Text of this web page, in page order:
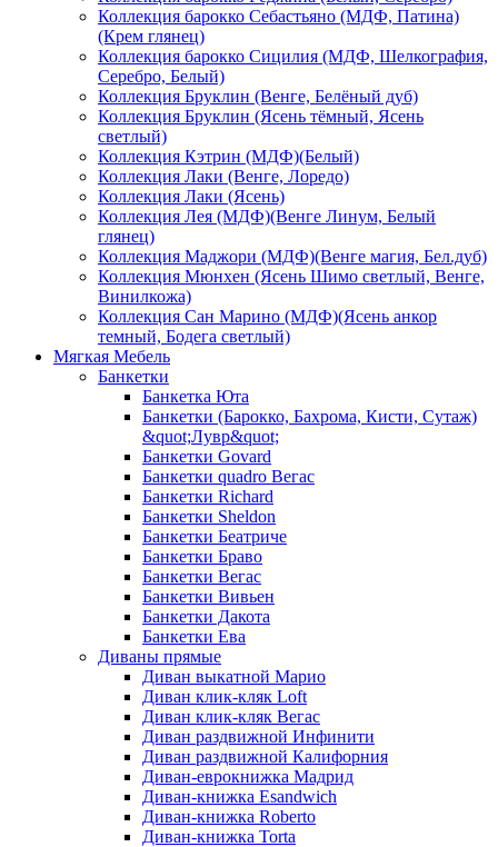
Коллекция барокко Себастьяно (МДФ, Патина)
(Крем глянец)
Коллекция барокко Сицилия (МДФ, Шелкография,
Серебро, Белый)
Коллекция Бруклин (Венге, Белёный дуб)
Коллекция Бруклин (Ясень тёмный, Ясень
светлый)
Коллекция Кэтрин (МДФ)(Белый)
Коллекция Лаки (Венге, Лоредо)
Коллекция Лаки (Ясень)
Коллекция Лея (МДФ)(Венге Линум, Белый
глянец)
Коллекция Маджори (МДФ)(Венге магия, Бел.дуб)
Коллекция Мюнхен (Ясень Шимо светлый, Венге,
Винилкожа)
Коллекция Сан Марино (МДФ)(Ясень анкор
темный, Бодега светлый)
Мягкая Мебель
Банкетки
Банкетка Юта
Банкетки (Барокко, Бахрома, Кисти, Сутаж)
&quot;Лувр&quot;
Банкетки Govard
Банкетки quadro Вегас
Банкетки Richard
Банкетки Sheldon
Банкетки Беатриче
Банкетки Браво
Банкетки Вегас
Банкетки Вивьен
Банкетки Дакота
Банкетки Ева
Диваны прямые
Диван выкатной Марио
Диван клик-кляк Loft
Диван клик-кляк Вегас
Диван раздвижной Инфинити
Диван раздвижной Калифорния
Диван-еврокнижка Мадрид
Диван-книжка Esandwich
Диван-книжка Roberto
Диван-книжка Torta